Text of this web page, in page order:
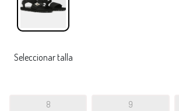
Seleccionar talla
8 9